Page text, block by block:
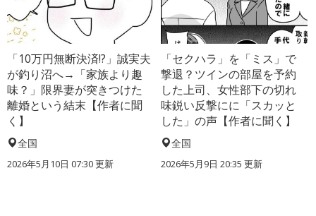
「10万円無断決済!?」誠実夫
が釣り沼へ→「家族より趣
味？」限界妻が突きつけた
離婚という結末【作者に聞
く】
全国
2026年5月10日 07:30 更新
「セクハラ」を「ミス」で
撃退？ツインの部屋を予約
した上司、女性部下の切れ
味鋭い反撃にに「スカッと
した」の声【作者に聞く】
全国
2026年5月9日 20:35 更新